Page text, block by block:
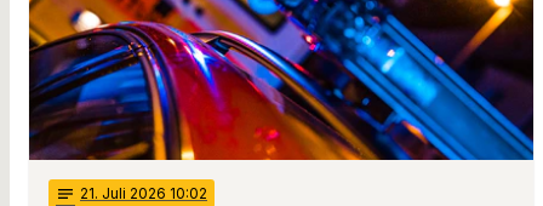
notes 21. Juli 2026 10:02